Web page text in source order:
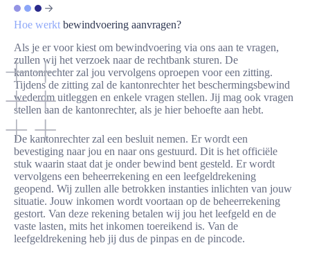
Hoe werkt bewindvoering aanvragen?
Als je er voor kiest om bewindvoering via ons aan te vragen,
zullen wij het verzoek naar de rechtbank sturen. De
kantonrechter zal jou vervolgens oproepen voor een zitting.
Tijdens de zitting zal de kantonrechter het beschermingsbewind
wederom uitleggen en enkele vragen stellen. Jij mag ook vragen
stellen aan de kantonrechter, als je hier behoefte aan hebt.
De kantonrechter zal een besluit nemen. Er wordt een
bevestiging naar jou en naar ons gestuurd. Dit is het officiële
stuk waarin staat dat je onder bewind bent gesteld. Er wordt
vervolgens een beheerrekening en een leefgeldrekening
geopend. Wij zullen alle betrokken instanties inlichten van jouw
situatie. Jouw inkomen wordt voortaan op de beheerrekening
gestort. Van deze rekening betalen wij jou het leefgeld en de
vaste lasten, mits het inkomen toereikend is. Van de
leefgeldrekening heb jij dus de pinpas en de pincode.